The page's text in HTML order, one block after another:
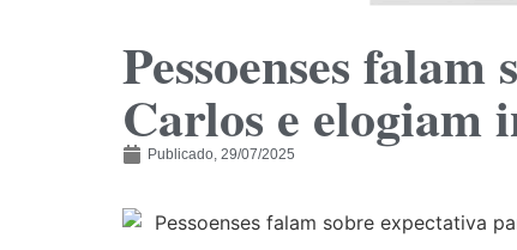
Pessoenses
Carlos e
Publicado, 29/07/2025